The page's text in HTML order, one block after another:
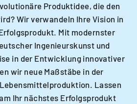
Produktidee, die den
Wir verwandeln Ihre Vision in
Mit modernster
Ingenieurskunst und
in der Entwicklung innovativer
wir neue Maßstäbe in der
Lassen
Ihr nächstes Erfolgsprodukt